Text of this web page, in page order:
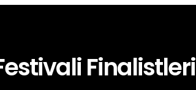
Finalistleri